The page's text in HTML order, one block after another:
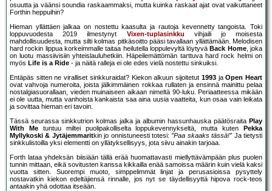
osuutta ja väänsi soundia raskaammaksi, mutta kuinka raskaat ajat ovat vaikuttaneet
Forthin heppuihin?
Hieman yllättäen jalkaa on nostettu kaasulta ja rautoja kevennetty tangoista. Toki
loppuvuodesta 2019 ilmestynyt Vixen-tuplasinkku vihjaili jo moisesta
mahdollisuudesta, mutta silti kolmas pitkäsoitto pääsi tavallaan yllättämään. Melodisen
hard rockin lippua korkeimmalle taitaa heilutella loppulevyltä löytyvä Back Home, joka
on luotu massiivisiin yhteislauluhetkiin. Häpeilemättömän tarttuva hard rock helmi on
myös Life is a Ride - ja näitä ralleja ei ole edes vielä nostettu sinkuiksi.
Entäpäs sitten ne viralliset sinkkuraidat? Kiekon alkuun sijoitetut 1993jaOpen Heart
ovat vahvoja numeroita, joista jälkimmäinen rokkaa rullaten ja ensinnä mainittu pelaa
nostalgiasuorallaan, vieden muinaiseen aikaan nimeltä 90-luku. Periaatteessa mikään
ei ole uutta, mutta vanhoista kankaista saa aina uusia vaatteita, kun osaa vain leikata
ja sovittaa hieman eri tavoin.
Tässä seurassa sinkkutrion kolmas jalka ja albumin hassunhauska päätösraita Play
With Metuntuu miltei puolipakolliselta loppukevennykseltä, mutta kuten
Pekka
Myllykoski & Jytäjemmaritkin jo onnistuneesti totesi: ”Paa skaaks tässä!” Ja tietysti
sinkkulistoilla yksi elementti on yllätyksellisyys, jota siivu ainakin tarjoaa.
Forth lataa yhdeksän biisiään tällä erää huomattavasti miellyttävämpään plus puolen
tunnin mittaan, eikä sovitusten kanssa kikkailla enää samoissa määrin kuin vielä kaksi
vuotta sitten. Suorempi muoto, simppelimmät linjat ja perusasioissa pysyttely
nostavatkin kiekon edeltäjiensä rinnalle, jos nyt se täydellisyyttä hipova rock-teos
antaakin yhä odottaa itseään.